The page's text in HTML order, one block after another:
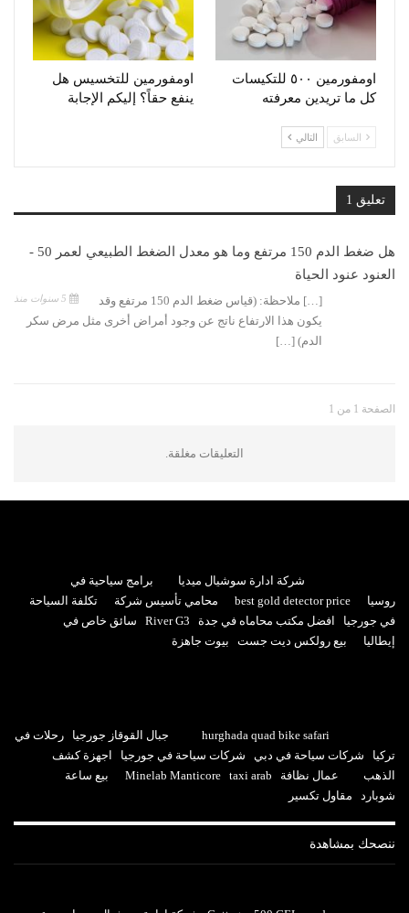
اومفورمين ٥٠٠ للتكيسات
كل ما تريدين معرفته
اومفورمين للتخسيس هل
ينفع حقاً؟ إليكم الإجابة
السابق التالي
تعليق 1
هل ضغط الدم 150 مرتفع وما هو معدل الضغط الطبيعي لعمر 50 -
العنود عنود الحياة
[…] ملاحظة: (قياس ضغط الدم 150 مرتفع وقد
يكون هذا الارتفاع ناتج عن وجود أمراض أخرى مثل مرض سكر
الدم) […]
الصفحة 1 من 1
التعليقات مغلقة.
شركة ادارة سوشيال ميديا
برامج سياحية في
روسيا
best gold detector price محامي تأسيس شركة
تكلفة السياحة
في جورجيا
افضل مكتب محاماه في جدة River G3
سائق خاص في
إيطاليا
بيع رولكس ديت جست بيوت جاهزة
hurghada quad bike safari جبال القوقاز جورجيا
رحلات في
تركيا
شركات سياحة في دبي شركات سياحة في جورجيا
اجهزة كشف
الذهب
عمال نظافة Minelab Manticore taxi arab
بيع ساعة
شوبارد
مقاول تكسير
ننصحك بمشاهدة